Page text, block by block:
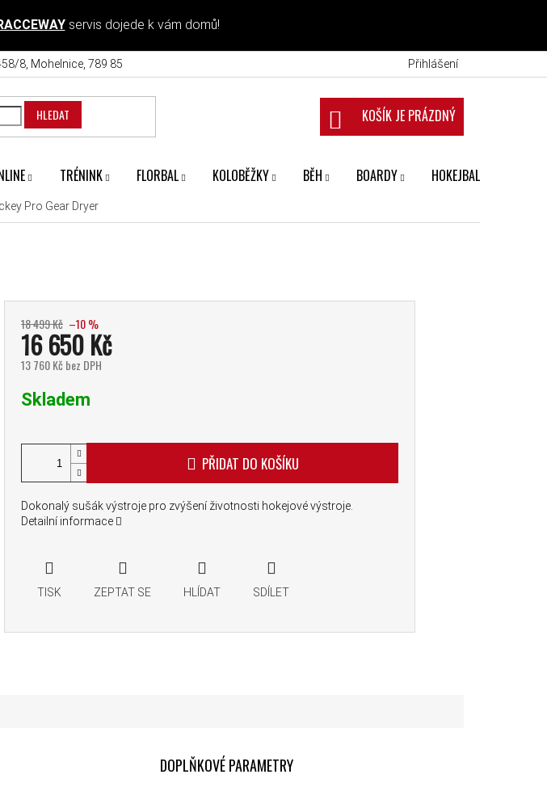
servis dojede k vám domů!
8, Mohelnice, 789 85 Přihlášení
HLEDAT NÁKUPNÍ KOŠÍK
TRÉNINK FLORBAL KOLOBĚŽKY BĚH BOARDY HOKEJBAL
Pro Gear Dryer
18 499 Kč –10 %
16 650 Kč
13 760 Kč bez DPH
Skladem
PŘIDAT DO KOŠÍKU
Dokonalý sušák výstroje pro zvýšení životnosti hokejové výstroje.
Detailní informace
TISK ZEPTAT SE HLÍDAT SDÍLET
DOPLŇKOVÉ PARAMETRY